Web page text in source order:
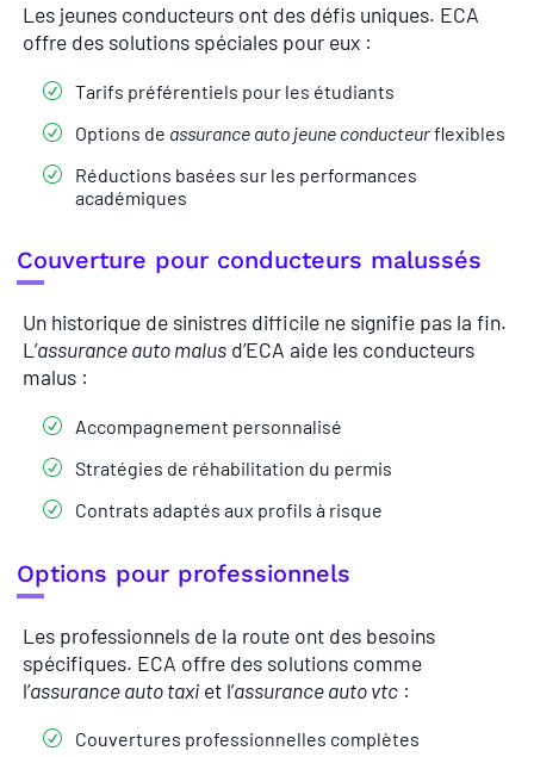
Les jeunes conducteurs ont des défis uniques. ECA
offre des solutions spéciales pour eux :
Tarifs préférentiels pour les étudiants
Options de assurance auto jeune conducteurflexibles
Réductions basées sur les performances
académiques
Couverture pour conducteurs malussés
Un historique de sinistres difficile ne signifie pas la fin.
L’assurance auto malus d’ECA aide les conducteurs
malus :
Accompagnement personnalisé
Stratégies de réhabilitation du permis
Contrats adaptés aux profils à risque
Options pour professionnels
Les professionnels de la route ont des besoins
spécifiques. ECA offre des solutions comme
l’assurance auto taxi et l’assurance auto vtc :
Couvertures professionnelles complètes